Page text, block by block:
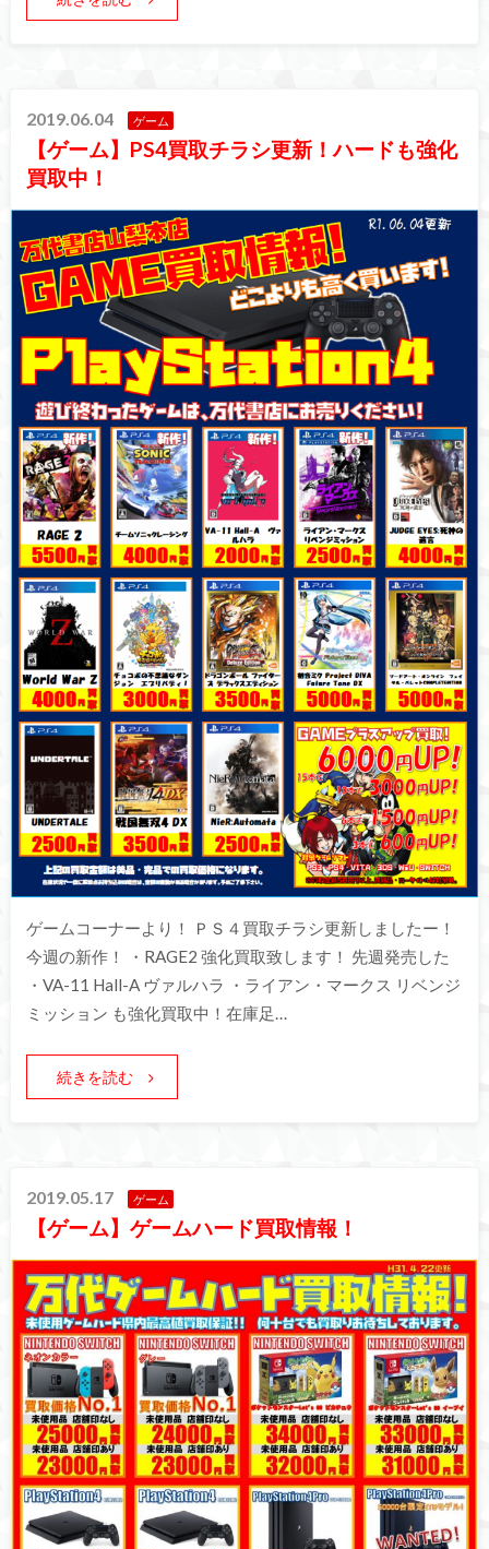
2019.06.04 ゲーム
【ゲーム】PS4買取チラシ更新！ハードも強化
買取中！
ゲームコーナーより！ ＰＳ４買取チラシ更新しましたー！
今週の新作！ ・RAGE2 強化買取致します！ 先週発売した
・VA-11 Hall-A ヴァルハラ ・ライアン・マークス リベンジ
ミッション も強化買取中！在庫足…
続きを読む
2019.05.17 ゲーム
【ゲーム】ゲームハード買取情報！